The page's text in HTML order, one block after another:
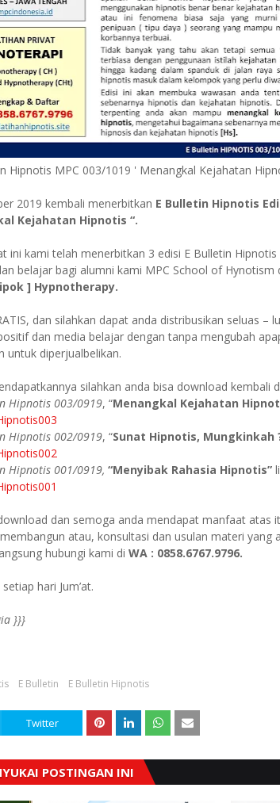
Hipnotis MPC 003/1019 ' Menangkal Kejahatan
2019 kembali menerbitkan E Bulletin Hipnotis
Kejahatan Hipnotis “.
ini kami telah menerbitkan 3 edisi E Bulletin
belajar bagi alumni kami MPC School of Hynotism
] Hypnotherapy.
dan silahkan dapat anda distribusikan seluas –
dan media belajar dengan tanpa mengubah
untuk diperjualbelikan.
silahkan anda bisa download kembali
Hipnotis 003/0919, “Menangkal Kejahatan
Hipnotis 002/0919, “Sunat Hipnotis, Mungkinkah
Hipnotis 001/0919, “Menyibak Rahasia Hipnotis”
dan semoga anda mendapat manfaat atas
atau, konsultasi dan usulan materi yang
hubungi kami di WA : 0858.6767.9796.
hari Jum’at.
}}}
E Bulletin E Bulletin Hipnotis
Twitter
POSTINGAN INI